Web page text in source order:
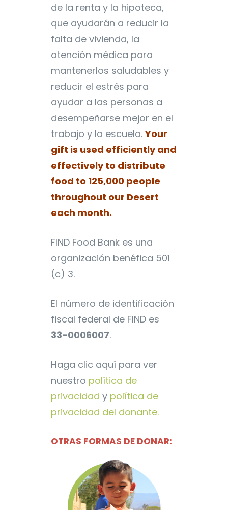
de la renta y la hipoteca,
que ayudarán a reducir la
falta de vivienda, la
atención médica para
mantenerlos saludables y
reducir el estrés para
ayudar a las personas a
desempeñarse mejor en el
trabajo y la escuela.Your
gift is used efficiently and
effectively to distribute
food to 125,000 people
throughout our Desert
each month.
FIND Food Bank es una
organización benéfica 501
(c) 3.
El número de identificación
fiscal federal de FIND es
33-0006007.
Haga clic aquí para ver
nuestro política de
privacidad y política de
privacidad del donante.
OTRAS FORMAS DE DONAR: